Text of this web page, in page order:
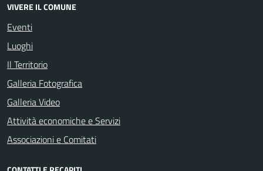
VIVERE IL COMUNE
Eventi
Luoghi
Il Territorio
Galleria Fotografica
Galleria Video
Attività economiche e Servizi
Associazioni e Comitati